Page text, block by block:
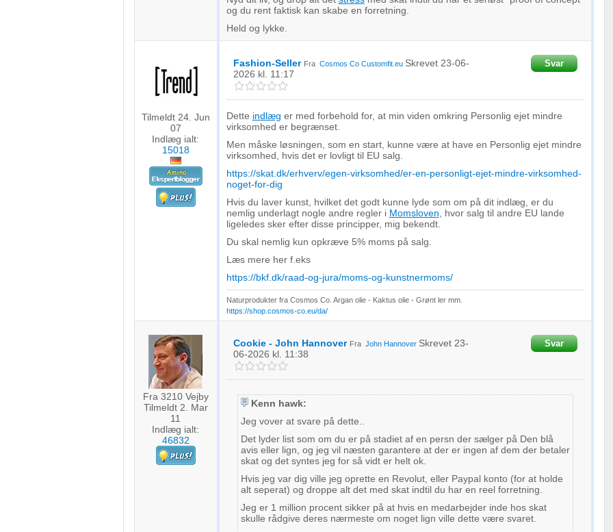
og du rent faktisk kan skabe en forretning.
Held og lykke.
Tilmeldt 24. Jun
07
Indlæg ialt:
15018
Fashion-Seller Fra Cosmos Co Customfit.eu Skrevet 23-06-
2026 kl. 11:17
Svar
Dette indlæg er med forbehold for, at min viden omkring Personlig ejet mindre
virksomhed er begrænset.
Men måske løsningen, som en start, kunne være at have en Personlig ejet mindre
virksomhed, hvis det er lovligt til EU salg.
https://skat.dk/erhverv/egen-virksomhed/er-en-personligt-ejet-mindre-virksomhed-
noget-for-dig
Hvis du laver kunst, hvilket det godt kunne lyde som om på dit indlæg, er du
nemlig underlagt nogle andre regler i Momsloven , hvor salg til andre EU lande
ligeledes sker efter disse principper, mig bekendt.
Du skal nemlig kun opkræve 5% moms på salg.
Læs mere her f.eks
https://bkf.dk/raad-og-jura/moms-og-kunstnermoms/
Naturprodukter fra Cosmos Co. Argan olie - Kaktus olie - Grønt ler mm.
https://shop.cosmos-co.eu/da/
Fra 3210 Vejby
Tilmeldt 2. Mar
11
Indlæg ialt:
46832
Cookie - John Hannover Fra John Hannover Skrevet 23-
06-2026 kl. 11:38
Svar
Kenn hawk:
Jeg vover at svare på dette..
Det lyder list som om du er på stadiet af en persn der sælger på Den blå
avis eller lign, og jeg vil næsten garantere at der er ingen af dem der betaler
skat og det syntes jeg for så vidt er helt ok.
Hvis jeg var dig ville jeg oprette en Revolut, eller Paypal konto (for at holde
alt seperat) og droppe alt det med skat indtil du har en reel forretning.
Jeg er 1 million procent sikker på at hvis en medarbejder inde hos skat
skulle rådgive deres nærmeste om noget lign ville dette være svaret.
Bruge præcise geografiske placeringsoplysninger
Identificere enheder baseret på aktivt anmodede oplysninger